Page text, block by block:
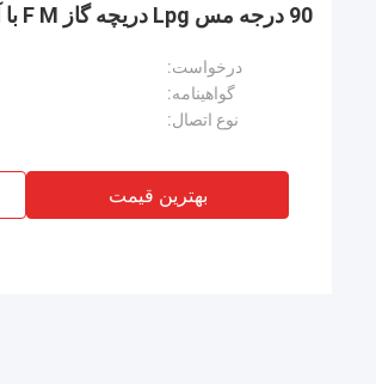
90 درجه مس Lpg دریچه گاز F M با آلیاژ آلومینیوم T دسته
درخواست:
گواهینامه:
نوع اتصال:
بهترین قیمت